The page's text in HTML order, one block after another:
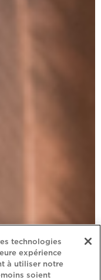
technologies
expérience
à utiliser notre
soient